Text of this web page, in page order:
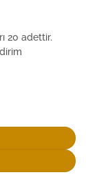
20 adettir.